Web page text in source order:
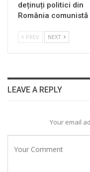
deținuți politici din
România comunistă
PREV NEXT
LEAVE A REPLY
Your email